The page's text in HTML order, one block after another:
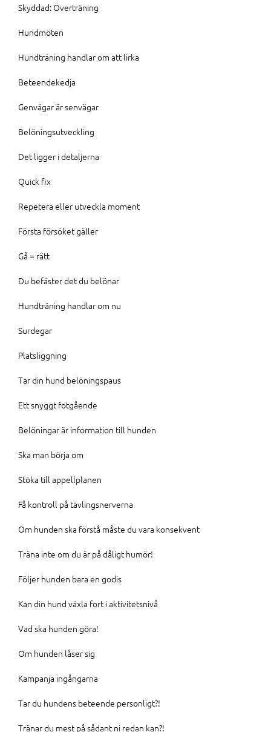
Skyddad: Överträning
Hundmöten
Hundträning handlar om att lirka
Beteendekedja
Genvägar är senvägar
Belöningsutveckling
Det ligger i detaljerna
Quick fix
Repetera eller utveckla moment
Första försöket gäller
Gå = rätt
Du befäster det du belönar
Hundträning handlar om nu
Surdegar
Platsliggning
Tar din hund belöningspaus
Ett snyggt fotgående
Belöningar är information till hunden
Ska man börja om
Stöka till appellplanen
Få kontroll på tävlingsnerverna
Om hunden ska förstå måste du vara konsekvent
Träna inte om du är på dåligt humör!
Följer hunden bara en godis
Kan din hund växla fort i aktivitetsnivå
Vad ska hunden göra!
Om hunden låser sig
Kampanja ingångarna
Tar du hundens beteende personligt?!
Tränar du mest på sådant ni redan kan?!